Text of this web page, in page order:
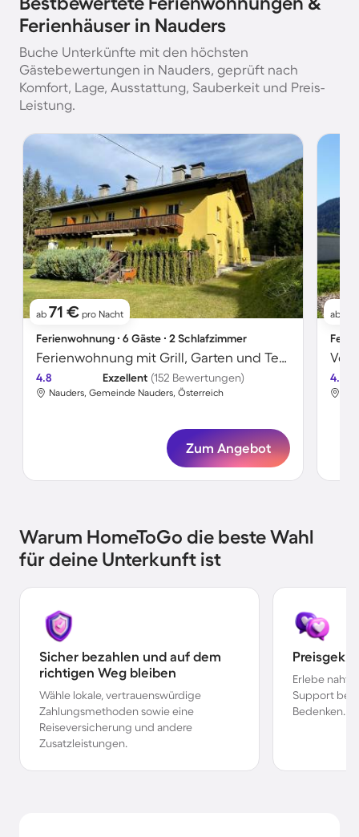
Ferienhäuser in Nauders
Buche Unterkünfte mit den höchsten
Gästebewertungen in Nauders, geprüft nach
Komfort, Lage, Ausstattung, Sauberkeit und Preis-
Leistung.
ab 71 € pro Nacht
Ferienwohnung ∙ 6 Gäste ∙ 2 Schlafzimmer
Ferienwohnung mit Grill, Garten und Terrasse | Bergblick
4.8 Exzellent (152 Bewertungen)
Nauders, Gemeinde Nauders, Österreich
Zum Angebot
ab
4.7
Warum HomeToGo die beste Wahl
für deine Unterkunft ist
Sicher bezahlen und auf dem
richtigen Weg bleiben
Wähle lokale, vertrauenswürdige
Zahlungsmethoden sowie eine
Reiseversicherung und andere
Zusatzleistungen.
Erlebe
Support bei
Bedenken.